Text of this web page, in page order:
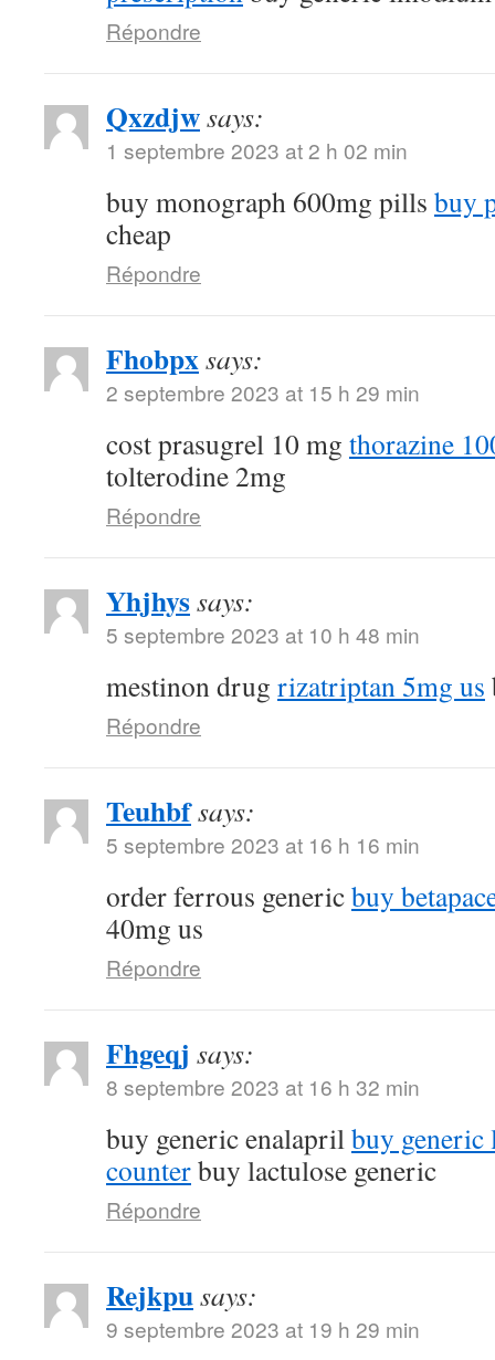
Répondre
Qxzdjwsays:
1 septembre 2023 at 2 h 02 min
buy monograph 600mg pills buy
cheap
Répondre
Fhobpxsays:
2 septembre 2023 at 15 h 29 min
cost prasugrel 10 mg thorazine
tolterodine 2mg
Répondre
Yhjhyssays:
5 septembre 2023 at 10 h 48 min
mestinon drug rizatriptan 5mg us
Répondre
Teuhbfsays:
5 septembre 2023 at 16 h 16 min
order ferrous genericbuy
40mg us
Répondre
Fhgeqj says:
8 septembre 2023 at 16 h 32 min
buy generic enalaprilbuy generic
counterbuy lactulose generic
Répondre
Rejkpusays:
9 septembre 2023 at 19 h 29 min